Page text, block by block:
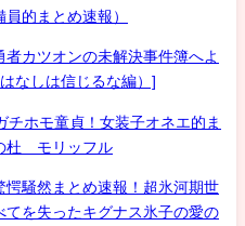
的まとめ速報）
カツオンの未解決事件簿へよ
なしは信じるな編）]
ホモ童貞！女装子オネエ的ま
杜 モリッフル
騒然まとめ速報！超氷河期世
を失ったキグナス氷子の愛の